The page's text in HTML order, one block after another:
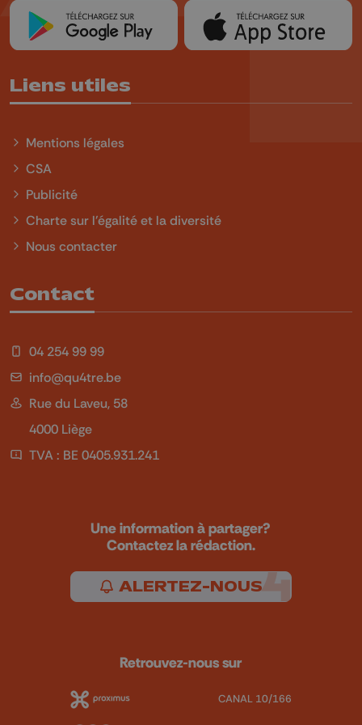
Liens utiles
Mentions légales
CSA
Publicité
Charte sur l'égalité et la diversité
Nous contacter
Contact
04 254 99 99
info@qu4tre.be
Rue du Laveu, 58
4000 Liège
TVA : BE 0405.931.241
Une information à partager?
Contactez la rédaction.
ALERTEZ-NOUS
Retrouvez-nous sur
CANAL 10/166